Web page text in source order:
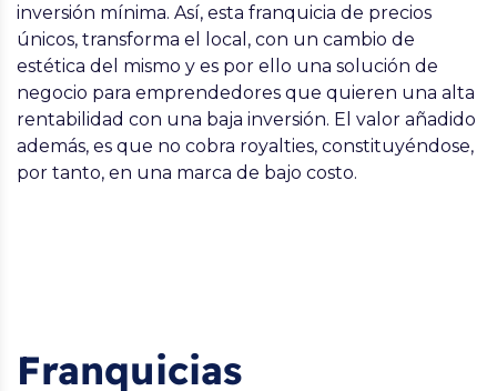
inversión mínima. Así, esta franquicia de precios
únicos, transforma el local, con un cambio de
estética del mismo y es por ello una solución de
negocio para emprendedores que quieren una alta
rentabilidad con una baja inversión. El valor añadido
además, es que no cobra royalties, constituyéndose,
por tanto, en una marca de bajo costo.
Franquicias